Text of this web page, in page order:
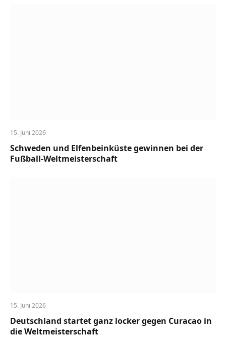
15. Juni 2026
Schweden und Elfenbeinküste gewinnen bei der
Fußball-Weltmeisterschaft
15. Juni 2026
Deutschland startet ganz locker gegen Curacao in
die Weltmeisterschaft